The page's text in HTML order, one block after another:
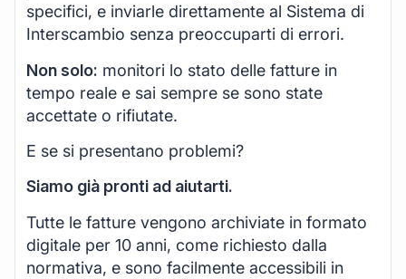
specifici, e inviarle direttamente al Sistema di
Interscambio senza preoccuparti di errori.
Non solo: monitori lo stato delle fatture in
tempo reale e sai sempre se sono state
accettate o rifiutate.
E se si presentano problemi?
Siamo già pronti ad aiutarti.
Tutte le fatture vengono archiviate in formato
digitale per 10 anni, come richiesto dalla
normativa, e sono facilmente accessibili in